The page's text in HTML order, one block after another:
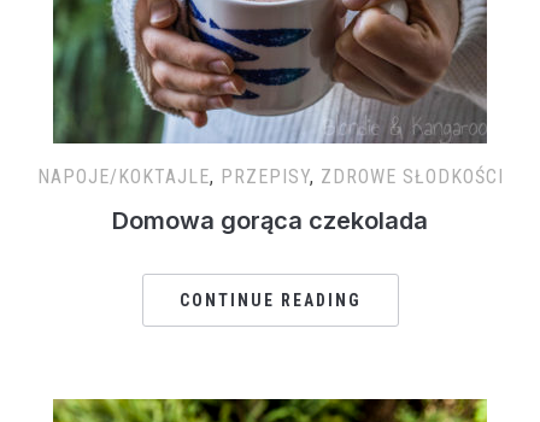
NAPOJE/KOKTAJLE, PRZEPISY, ZDROWE SŁODKOŚCI
Domowa gorąca czekolada
CONTINUE READING